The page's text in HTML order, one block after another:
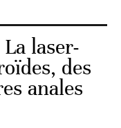
laser-
des
anales